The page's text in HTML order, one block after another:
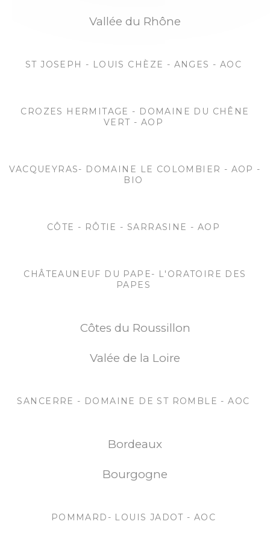
Vallée du Rhône
ST JOSEPH - LOUIS CHÈZE - ANGES - AOC
CROZES HERMITAGE - DOMAINE DU CHÊNE
VERT - AOP
VACQUEYRAS- DOMAINE LE COLOMBIER - AOP -
BIO
CÔTE - RÔTIE - SARRASINE - AOP
CHÂTEAUNEUF DU PAPE- L'ORATOIRE DES
PAPES
Côtes du Roussillon
Valée de la Loire
SANCERRE - DOMAINE DE ST ROMBLE - AOC
Bordeaux
Bourgogne
POMMARD- LOUIS JADOT - AOC